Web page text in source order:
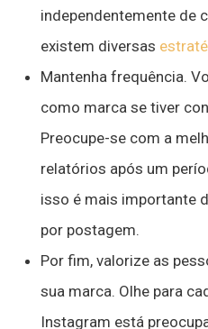
independentemente de
existem diversas
Mantenha frequência.
como marca se tiver
Preocupe-se com a
relatórios após um
isso é mais importante
por postagem.
Por fim, valorize as
sua marca. Olhe para
Instagram está